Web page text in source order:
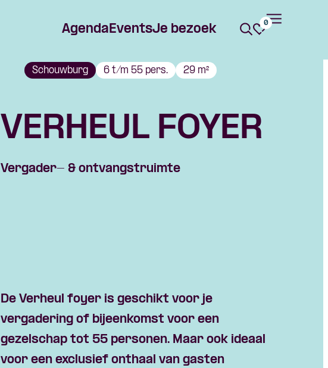
AgendaEventsJe bezoek 0
Schouwburg 6 t/m 55 pers. 29 m²
VERHEUL FOYER
Vergader- & ontvangstruimte
De Verheul foyer is geschikt voor je
vergadering of bijeenkomst voor een
gezelschap tot 55 personen. Maar ook ideaal
voor een exclusief onthaal van gasten